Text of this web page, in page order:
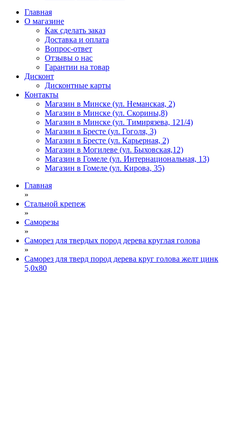
Главная
О магазине
Как сделать заказ
Доставка и оплата
Вопрос-ответ
Отзывы о нас
Гарантии на товар
Дисконт
Дисконтные карты
Контакты
Магазин в Минске (ул. Неманская, 2)
Магазин в Минске (ул. Скорины,8)
Магазин в Минске (ул. Тимирязева, 121/4)
Магазин в Бресте (ул. Гоголя, 3)
Магазин в Бресте (ул. Карьерная, 2)
Магазин в Могилеве (ул. Быховская,12)
Магазин в Гомеле (ул. Интернациональная, 13)
Магазин в Гомеле (ул. Кирова, 35)
Главная
»
Стальной крепеж
»
Саморезы
»
Саморез для твердых пород дерева круглая голова
»
Саморез для тверд пород дерева круг голова желт цинк
5,0х80